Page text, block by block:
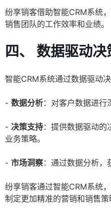
纷享销客借助智能CRM系统
销售团队的工作效率和业绩。
四、 数据驱动决
智能CRM系统通过数据驱动
- 数据分析：对客户数据进行
- 决策支持：提供数据驱动的
业务策略。
- 市场洞察：通过数据分析，
纷享销客通过智能CRM系统
制定更加精准的营销和销售策